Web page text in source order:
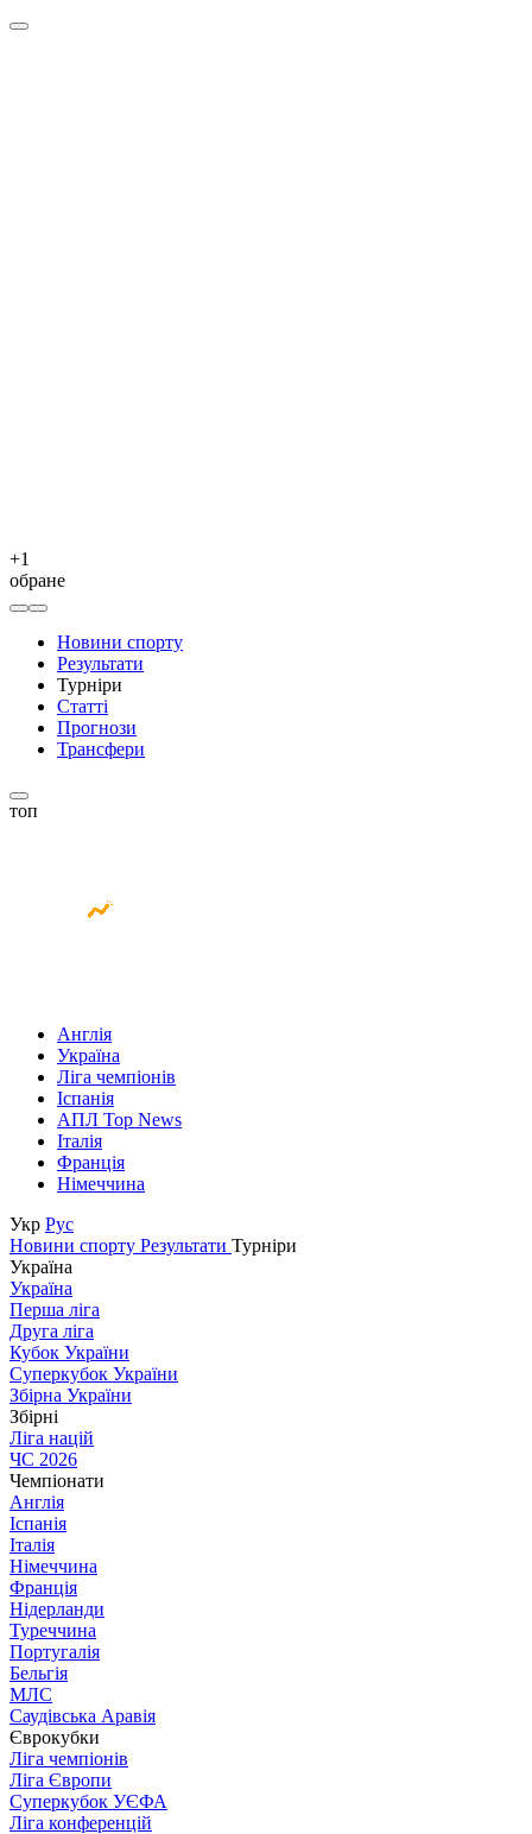
+1
обране
Новини спорту
Результати
Турніри
Статті
Прогнози
Трансфери
топ
Англія
Україна
Ліга чемпіонів
Іспанія
АПЛ Top News
Італія
Франція
Німеччина
Укр Рус
Новини спорту Результати Турніри
Україна
Україна
Перша ліга
Друга ліга
Кубок України
Суперкубок України
Збірна України
Збірні
Ліга націй
ЧС 2026
Чемпіонати
Англія
Іспанія
Італія
Німеччина
Франція
Нідерланди
Туреччина
Португалія
Бельгія
МЛС
Саудівська Аравія
Єврокубки
Ліга чемпіонів
Ліга Європи
Суперкубок УЄФА
Ліга конференцій